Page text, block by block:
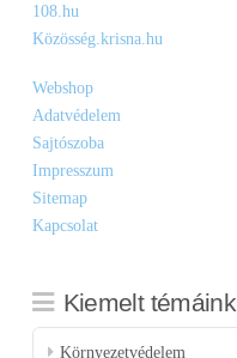
108.hu
Közösség.krisna.hu
Webshop
Adatvédelem
Sajtószoba
Impresszum
Sitemap
Kapcsolat
Kiemelt témáink
Környezetvédelem